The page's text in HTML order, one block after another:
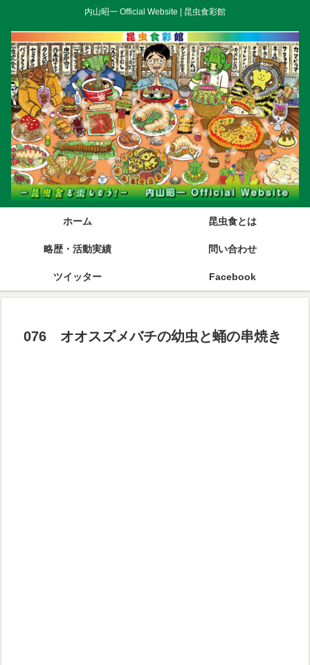
内山昭一 Official Website | 昆虫食彩館
ホーム 昆虫食とは
略歴・活動実績 問い合わせ
ツイッター Facebook
076 オオスズメバチの幼虫と蛹の串焼き